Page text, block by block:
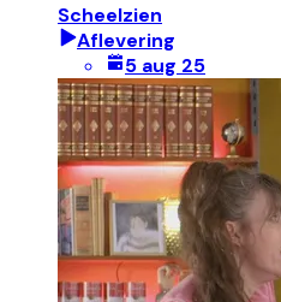
Scheelzien
Aflevering
5 aug 25